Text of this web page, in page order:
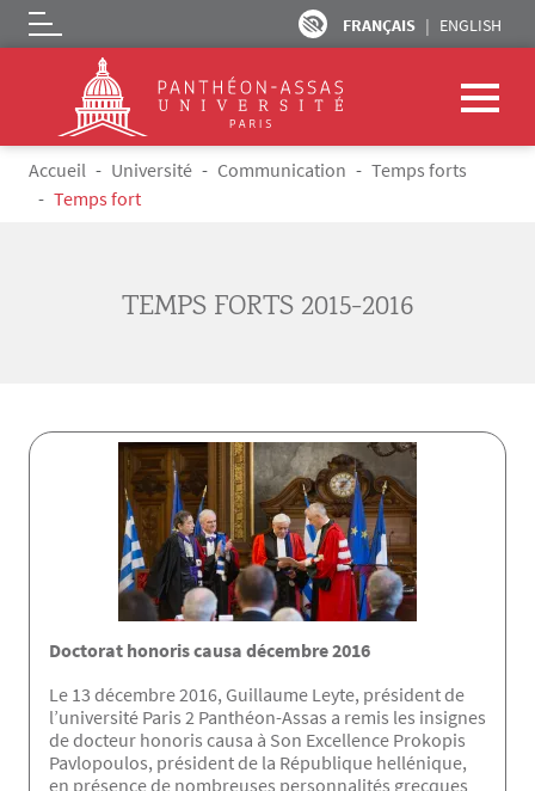
Aller au contenu principal
FRANÇAIS ENGLISH
Logo
Fil d'Ariane
Accueil Université Communication
Temps forts
Temps fort
TEMPS FORTS 2015-2016
Doctorat honoris causa décembre 2016
Le 13 décembre 2016, Guillaume Leyte, président de
l’université Paris 2 Panthéon-Assas a remis les insignes
de docteur honoris causa à Son Excellence Prokopis
Pavlopoulos, président de la République hellénique,
en présence de nombreuses personnalités grecques